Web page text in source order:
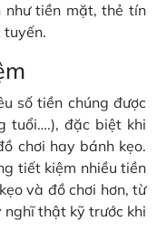
như tiền mặt, thẻ tín
tuyến.
số tiền chúng được
tuổi….), đặc biệt khi
chơi hay bánh kẹo.
tiết kiệm nhiều tiền
và đồ chơi hơn, từ
nghĩ thật kỹ trước khi